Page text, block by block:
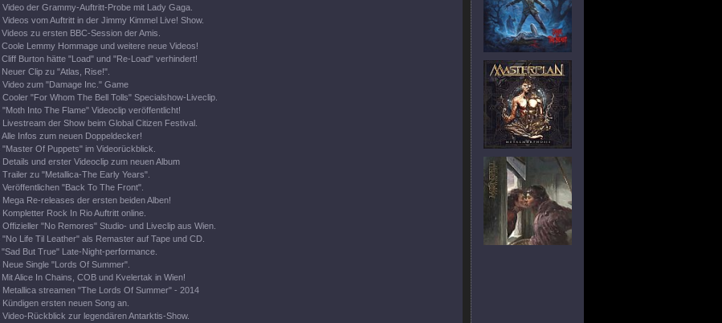
Video der Grammy-Auftritt-Probe mit Lady Gaga.
Videos vom Auftritt in der Jimmy Kimmel Live! Show.
Videos zu ersten BBC-Session der Amis.
Coole Lemmy Hommage und weitere neue Videos!
Cliff Burton hätte "Load" und "Re-Load" verhindert!
Neuer Clip zu "Atlas, Rise!".
Video zum "Damage Inc." Game
Cooler "For Whom The Bell Tolls" Specialshow-Liveclip.
"Moth Into The Flame" Videoclip veröffentlicht!
Livestream der Show beim Global Citizen Festival.
Alle Infos zum neuen Doppeldecker!
"Master Of Puppets" im Videorückblick.
Details und erster Videoclip zum neuen Album
Trailer zu "Metallica-The Early Years".
Veröffentlichen "Back To The Front".
Mega Re-releases der ersten beiden Alben!
Kompletter Rock In Rio Auftritt online.
Offizieller "No Remores" Studio- und Liveclip aus Wien.
"No Life Til Leather" als Remaster auf Tape und CD.
"Sad But True" Late-Night-performance.
Neue Single "Lords Of Summer".
Mit Alice In Chains, COB und Kvelertak in Wien!
Metallica streamen "The Lords Of Summer" - 2014
Kündigen ersten neuen Song an.
Video-Rückblick zur legendären Antarktis-Show.